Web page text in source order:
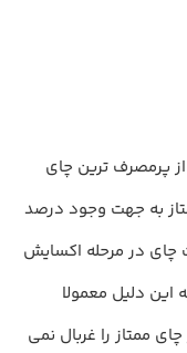
پرمصرف ترین چای
به جهت وجود درصد
چای در مرحله اکسایش
دلیل معمولا
در چای ممتاز را غربال نمی